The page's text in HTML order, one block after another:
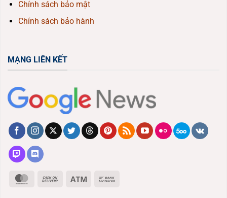
Chính sách bảo mật
Chính sách bảo hành
MẠNG LIÊN KẾT
MasterCard
Cash
Atm